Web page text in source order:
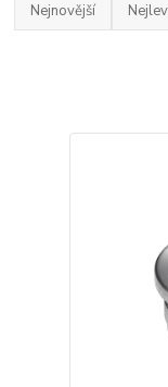
Nejnovější